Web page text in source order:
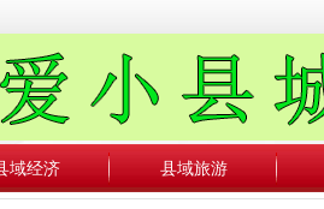
域经济 县域旅游